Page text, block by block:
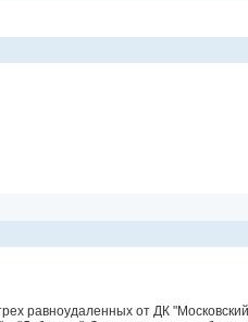
равноудаленных от ДК